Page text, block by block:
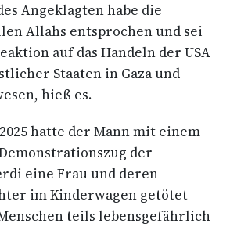
Angeklagten habe die
Allahs entsprochen und sei
auf das Handeln der USA
Staaten in Gaza und
hieß es.
hatte der Mann mit einem
der
eine Frau und deren
im Kinderwagen getötet
teils lebensgefährlich